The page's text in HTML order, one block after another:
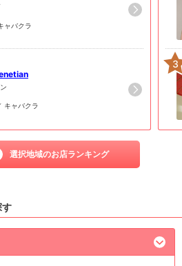
ャバクラ
キャバクラ
選択地域のお店ランキング
3
す